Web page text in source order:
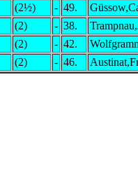
(2½) - 49.
(2) - 38.
(2) - 42.
(2) - 46.